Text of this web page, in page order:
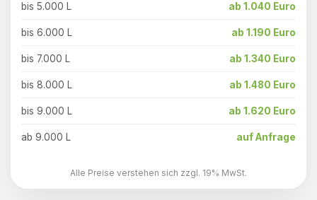
bis 5.000 L ab 1.040 Euro
bis 6.000 L ab 1.190 Euro
bis 7.000 L ab 1.340 Euro
bis 8.000 L ab 1.480 Euro
bis 9.000 L ab 1.620 Euro
ab 9.000 L auf Anfrage
Alle Preise verstehen sich zzgl. 19% MwSt.